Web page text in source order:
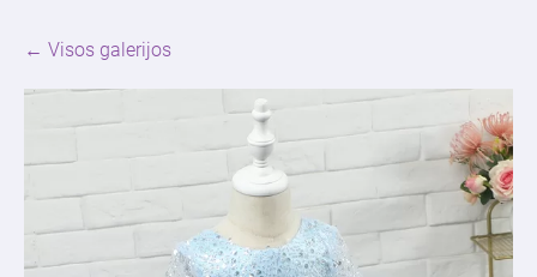
Visos galerijos